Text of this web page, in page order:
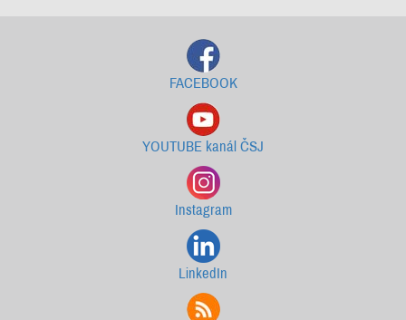
FACEBOOK
YOUTUBE kanál ČSJ
Instagram
LinkedIn